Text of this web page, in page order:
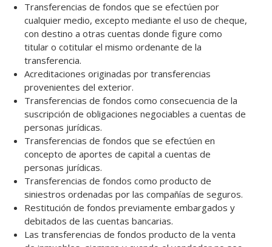
Transferencias de fondos que se efectúen por
cualquier medio, excepto mediante el uso de cheque,
con destino a otras cuentas donde figure como
titular o cotitular el mismo ordenante de la
transferencia.
Acreditaciones originadas por transferencias
provenientes del exterior.
Transferencias de fondos como consecuencia de la
suscripción de obligaciones negociables a cuentas de
personas jurídicas.
Transferencias de fondos que se efectúen en
concepto de aportes de capital a cuentas de
personas jurídicas.
Transferencias de fondos como producto de
siniestros ordenadas por las compañías de seguros.
Restitución de fondos previamente embargados y
debitados de las cuentas bancarias.
Las transferencias de fondos producto de la venta